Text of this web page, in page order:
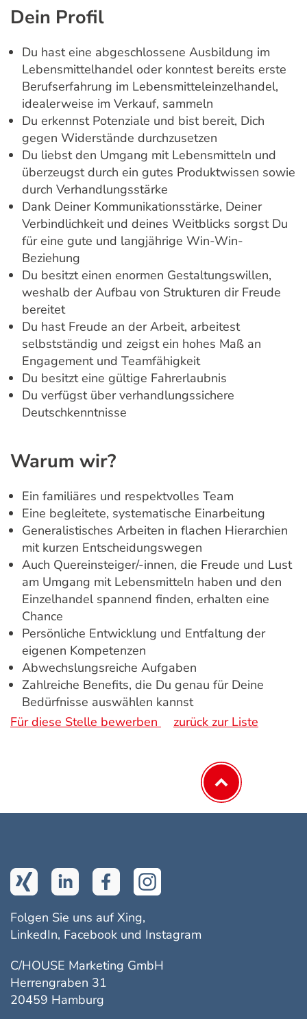
Dein Profil
Du hast eine abgeschlossene Ausbildung im
Lebensmittelhandel oder konntest bereits erste
Berufserfahrung im Lebensmitteleinzelhandel,
idealerweise im Verkauf, sammeln
Du erkennst Potenziale und bist bereit, Dich
gegen Widerstände durchzusetzen
Du liebst den Umgang mit Lebensmitteln und
überzeugst durch ein gutes Produktwissen sowie
durch Verhandlungsstärke
Dank Deiner Kommunikationsstärke, Deiner
Verbindlichkeit und deines Weitblicks sorgst Du
für eine gute und langjährige Win-Win-
Beziehung
Du besitzt einen enormen Gestaltungswillen,
weshalb der Aufbau von Strukturen dir Freude
bereitet
Du hast Freude an der Arbeit, arbeitest
selbstständig und zeigst ein hohes Maß an
Engagement und Teamfähigkeit
Du besitzt eine gültige Fahrerlaubnis
Du verfügst über verhandlungssichere
Deutschkenntnisse
Warum wir?
Ein familiäres und respektvolles Team
Eine begleitete, systematische Einarbeitung
Generalistisches Arbeiten in flachen Hierarchien
mit kurzen Entscheidungswegen
Auch Quereinsteiger/-innen, die Freude und Lust
am Umgang mit Lebensmitteln haben und den
Einzelhandel spannend finden, erhalten eine
Chance
Persönliche Entwicklung und Entfaltung der
eigenen Kompetenzen
Abwechslungsreiche Aufgaben
Zahlreiche Benefits, die Du genau für Deine
Bedürfnisse auswählen kannst
Für diese Stelle bewerben
zurück zur Liste
Folgen Sie uns auf Xing,
LinkedIn, Facebook und Instagram
C/HOUSE Marketing GmbH
Herrengraben 31
20459 Hamburg